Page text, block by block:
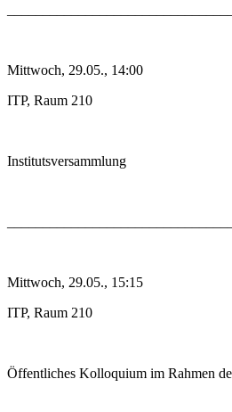
Mittwoch, 29.05., 14:00
ITP, Raum 210
Institutsversammlung
Mittwoch, 29.05., 15:15
ITP, Raum 210
Öffentliches Kolloquium im Rahmen